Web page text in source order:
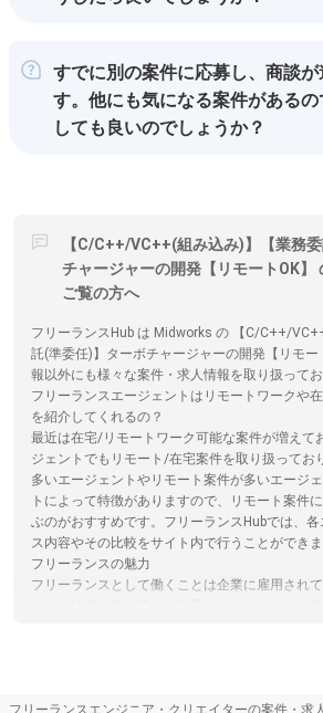
すでに別の案件に応募し、商談が
す。他にも気になる案件がある
しても良いのでしょうか？
【C/C++/VC++(組み込み)】【業務
チャージャーの開発【リモートOK】
ご覧の方へ
フリーランスHub は Midworks の 【C/C++/
託(準委任)】ターボチャージャーの開発【リモー
報以外にも様々な案件・求人情報を取り扱ってお
フリーランスエージェントはリモートワークや
を紹介してくれるの？
最近は在宅/リモートワーク可能な案件が増えて
ジェントでもリモート/在宅案件を取り扱ってお
多いエージェントやリモート案件が多いエージ
トによって特徴がありますので、リモート案件
ぶのがおすすめです。フリーランスHubでは、
ス内容やその比較をサイト内で行うことができま
フリーランスの魅力
フリーランスとして働くことは企業に雇用され